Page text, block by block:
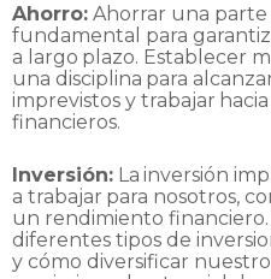
Ahorro: Ahorrar una parte
fundamental para
a largo plazo. Establecer
una disciplina para
imprevistos y trabajar hacia
financieros.
Inversión: La inversión
a trabajar para nosotros,
un rendimiento
diferentes tipos de
y cómo diversificar